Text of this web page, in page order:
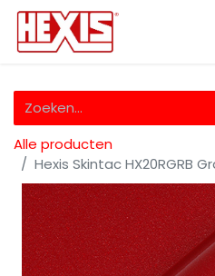
Alle producten
Hexis Skintac HX20RGRB